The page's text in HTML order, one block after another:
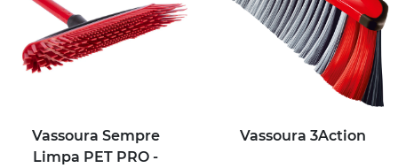
Vassoura Sempre
Limpa PET PRO -
Vassoura 3Action